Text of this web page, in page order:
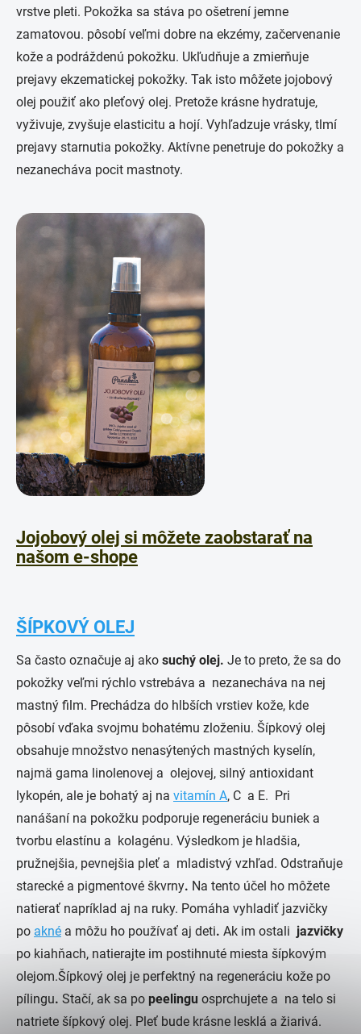
vrstve pleti. Pokožka sa stáva po ošetrení jemne
zamatovou. pôsobí veľmi dobre na ekzémy, začervenanie
kože a podráždenú pokožku. Ukľudňuje a zmierňuje
prejavy ekzematickej pokožky. Tak isto môžete jojobový
olej použiť ako pleťový olej. Pretože krásne hydratuje,
vyživuje, zvyšuje elasticitu a hojí. Vyhľadzuje vrásky, tlmí
prejavy starnutia pokožky. Aktívne penetruje do pokožky a
nezanecháva pocit mastnoty.
Jojobový olej si môžete zaobstarať na
našom e-shope
ŠÍPKOVÝ OLEJ
Sa často označuje aj ako suchý olej. Je to preto, že sa do
pokožky veľmi rýchlo vstrebáva a nezanecháva na nej
mastný film. Prechádza do hlbších vrstiev kože, kde
pôsobí vďaka svojmu bohatému zloženiu. Šípkový olej
obsahuje množstvo nenasýtených mastných kyselín,
najmä gama linolenovej a olejovej, silný antioxidant
lykopén, ale je bohatý aj na vitamín A, C a E. Pri
nanášaní na pokožku podporuje regeneráciu buniek a
tvorbu elastínu a kolagénu. Výsledkom je hladšia,
pružnejšia, pevnejšia pleť a mladistvý vzhľad. Odstraňuje
starecké a pigmentové škvrny. Na tento účel ho môžete
natierať napríklad aj na ruky. Pomáha vyhladiť jazvičky
po akné a môžu ho používať aj deti. Ak im ostali jazvičky
po kiahňach, natierajte im postihnuté miesta šípkovým
olejom.Šípkový olej je perfektný na regeneráciu kože po
pílingu. Stačí, ak sa po peelingu osprchujete a na telo si
natriete šípkový olej. Pleť bude krásne lesklá a žiarivá.